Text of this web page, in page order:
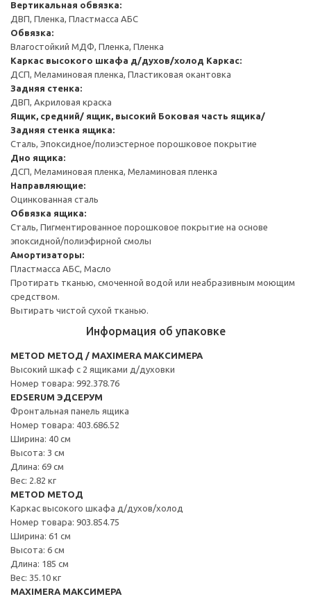
Вертикальная обвязка:
ДВП, Пленка, Пластмасса АБС
Обвязка:
Влагостойкий МДФ, Пленка, Пленка
Каркас высокого шкафа д/духов/холод Каркас:
ДСП, Меламиновая пленка, Пластиковая окантовка
Задняя стенка:
ДВП, Акриловая краска
Ящик, средний/ ящик, высокий Боковая часть ящика/
Задняя стенка ящика:
Сталь, Эпоксидное/полиэстерное порошковое покрытие
Дно ящика:
ДСП, Меламиновая пленка, Меламиновая пленка
Направляющие:
Оцинкованная сталь
Обвязка ящика:
Сталь, Пигментированное порошковое покрытие на основе
эпоксидной/полиэфирной смолы
Амортизаторы:
Пластмасса АБС, Масло
Протирать тканью, смоченной водой или неабразивным моющим
средством.
Вытирать чистой сухой тканью.
Информация об упаковке
METOD МЕТОД / MAXIMERA МАКСИМЕРА
Высокий шкаф с 2 ящиками д/духовки
Номер товара: 992.378.76
EDSERUM ЭДСЕРУМ
Фронтальная панель ящика
Номер товара: 403.686.52
Ширина: 40 см
Высота: 3 см
Длина: 69 см
Вес: 2.82 кг
METOD МЕТОД
Каркас высокого шкафа д/духов/холод
Номер товара: 903.854.75
Ширина: 61 см
Высота: 6 см
Длина: 185 см
Вес: 35.10 кг
MAXIMERA МАКСИМЕРА